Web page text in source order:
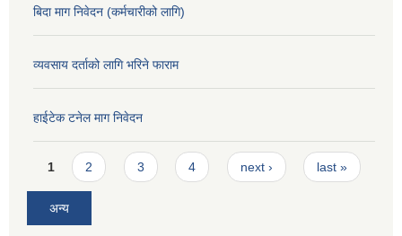
बिदा माग निवेदन (कर्मचारीको लागि)
व्यवसाय दर्ताको लागि भरिने फाराम
हाईटेक टनेल माग निवेदन
Pages
1 2 3 4 next › last »
अन्य